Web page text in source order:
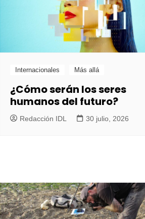
Internacionales Más allá
¿Cómo serán los seres
humanos del futuro?
Redacción IDL 30 julio, 2026